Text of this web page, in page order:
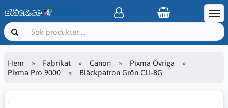
Hem Fabrikat Canon
Pixma Övriga
Pixma Pro 9000
Bläckpatron Grön CLI-8G